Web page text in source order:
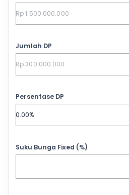
Jumlah DP
Persentase DP
Suku Bunga Fixed (%)